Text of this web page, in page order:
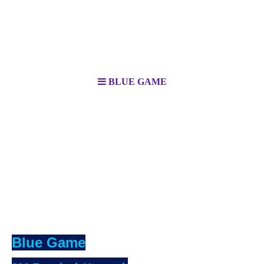
BLUE GAME
Blue Game